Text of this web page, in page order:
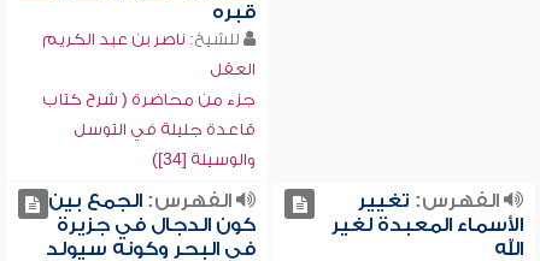
قبره
للشيخ: ناصر بن عبد الكريم
العقل
جزء من محاضرة ( شرح كتاب
قاعدة جليلة في التوسل
والوسيلة [34])
الفهرس: تغيير
الأسماء المعبدة لغير
الله
الفهرس:الجمع بين
كون الدجال في جزيرة
في البحر وكونه سيولد